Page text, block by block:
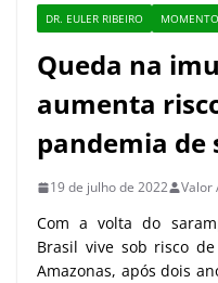
DR. EULER RIBEIRO
Queda na
aumenta
pandemia de
19 de julho de 2022 Valor
Com a volta do
Brasil vive sob risco
Amazonas, após dois